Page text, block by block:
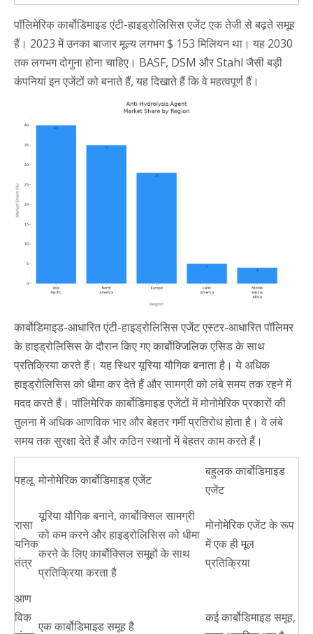
पॉलिमेरिक कार्बोडिमाइड एंटी-हाइड्रोलिसिस एजेंट एक तेजी से बढ़ते समूह
हैं। 2023 में उनका बाजार मूल्य लगभग $ 153 मिलियन था। यह 2030
तक लगभग दोगुना होना चाहिए। BASF, DSM और Stahl जैसी बड़ी
कंपनियां इन एजेंटों को बनाते हैं, यह दिखाते हैं कि वे महत्वपूर्ण हैं।
कार्बोडिमाइड-आधारित एंटी-हाइड्रोलिसिस एजेंट एस्टर-आधारित पॉलिमर
के हाइड्रोलिसिस के दौरान किए गए कार्बोक्जिलिक एसिड के साथ
प्रतिक्रिया करते हैं। यह स्थिर यूरिया यौगिक बनाता है। ये अधिक
हाइड्रोलिसिस को धीमा कर देते हैं और सामग्री को लंबे समय तक रहने में
मदद करते हैं। पॉलिमेरिक कार्बोडिमाइड एजेंटों में मोनोमेरिक प्रकारों की
तुलना में अधिक आणविक भार और बेहतर गर्मी प्रतिरोध होता है। वे लंबे
समय तक सुरक्षा देते हैं और कठिन स्थानों में बेहतर काम करते हैं।
पहलू मोनोमेरिक कार्बोडिमाइड एजेंट
बहुलक कार्बोडिमाइड
एजेंट
रासा
यनिक
तंत्र
यूरिया यौगिक बनाने, कार्बोक्सिल सामग्री
को कम करने और हाइड्रोलिसिस को धीमा
करने के लिए कार्बोक्सिल समूहों के साथ
प्रतिक्रिया करता है
मोनोमेरिक एजेंट के रूप
में एक ही मूल
प्रतिक्रिया
आण
विक
एक कार्बोडिमाइड समूह है
कई कार्बोडिमाइड समूह,